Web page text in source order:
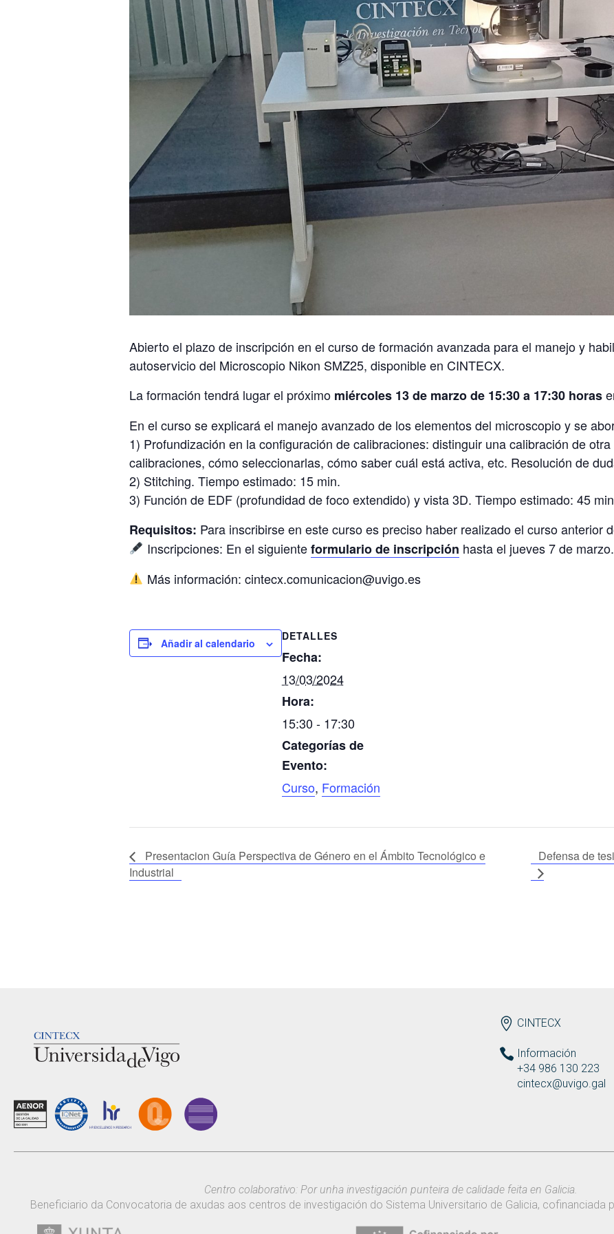
Abierto el plazo de inscripción en el curso de formación avanzada para el manejo y
autoservicio del Microscopio Nikon SMZ25, disponible en CINTECX.
La formación tendrá lugar el próximo miércoles 13 de marzo de 15:30 a 17:30 horas
En el curso se explicará el manejo avanzado de los elementos del microscopio y se
1) Profundización en la configuración de calibraciones: distinguir una calibración de
calibraciones, cómo seleccionarlas, cómo saber cuál está activa, etc. Resolución de
2) Stitching. Tiempo estimado: 15 min.
3) Función de EDF (profundidad de foco extendido) y vista 3D. Tiempo estimado: 45
Requisitos: Para inscribirse en este curso es preciso haber realizado el curso anterior
Inscripciones: En el siguienteformulario de inscripción hasta el jueves 7 de marzo.
Más información: cintecx.comunicacion@uvigo.es
Añadir al calendario
DETALLES
Fecha:
13/03/2024
Hora:
15:30 - 17:30
Categorías de
Evento:
Curso, Formación
Presentacion Guía Perspectiva de Género en el Ámbito Tecnológico e
Industrial
Defensa de
ENDEREZO ES
CINTECX
Información
+34 986 130 223
cintecx@uvigo.gal
Centro colaborativo: Por unha investigación punteira de calidade feita en Galicia.
Beneficiario da Convocatoria de axudas aos centros de investigación do Sistema Universitario de Galicia, cofinanciada